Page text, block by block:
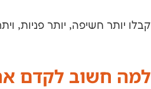
קבלו יותר חשיפה, יותר פניות,
למה חשוב לקדם